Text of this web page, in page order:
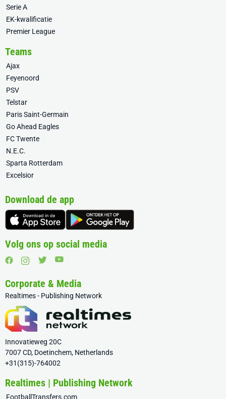
Serie A
EK-kwalificatie
Premier League
Teams
Ajax
Feyenoord
PSV
Telstar
Paris Saint-Germain
Go Ahead Eagles
FC Twente
N.E.C.
Sparta Rotterdam
Excelsior
Download de app
Volg ons op social media
Corporate & Media
Realtimes - Publishing Network
Innovatieweg 20C
7007 CD, Doetinchem, Netherlands
+31(315)-764002
Realtimes | Publishing Network
FootballTransfers.com